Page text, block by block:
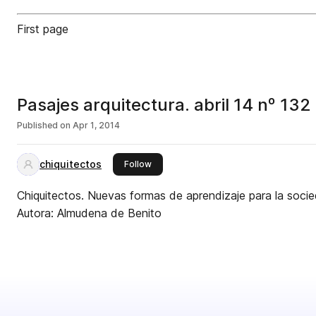
First page
Pasajes arquitectura. abril 14 nº 132
Published on Apr 1, 2014
chiquitectos Followthis publisher
Chiquitectos. Nuevas formas de aprendizaje para la
Autora: Almudena de Benito